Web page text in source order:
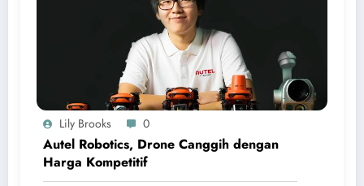
Lily Brooks 0
Autel Robotics, Drone Canggih dengan
Harga Kompetitif